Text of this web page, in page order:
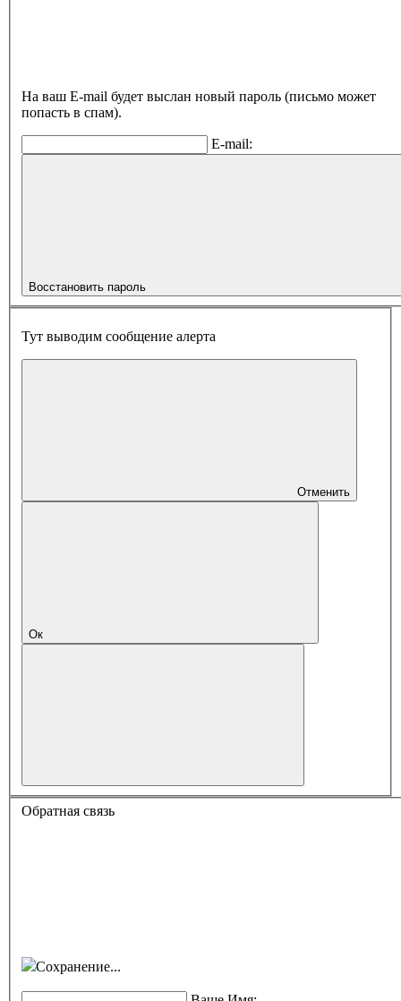
На ваш E-mail будет выслан новый пароль (письмо может
попасть в спам).
E-mail:
Восстановить пароль
Тут выводим сообщение алерта
Отменить
Ок
Обратная связь
Сохранение...